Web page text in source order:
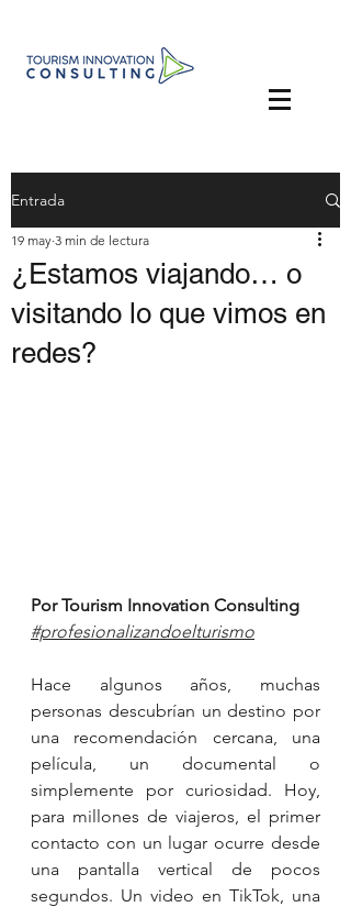
Entrada
¿Estamos viajando… o
visitando lo que vimos en
redes?
19 may 3 min de lectura
Por Tourism Innovation Consulting
#profesionalizandoelturismo
Hace algunos años, muchas
personas descubrían un destino por
una recomendación cercana, una
película, un documental o
simplemente por curiosidad. Hoy,
para millones de viajeros, el primer
contacto con un lugar ocurre desde
una pantalla vertical de pocos
segundos. Un video en TikTok, una